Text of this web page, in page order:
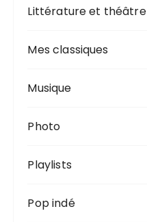
Littérature et théâtre
Mes classiques
Musique
Photo
Playlists
Pop indé